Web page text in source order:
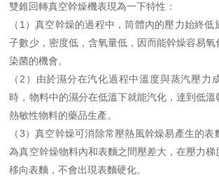
雙錐回轉真空幹燥機表現為一下特性：
（1）真空幹燥的過程中，筒體內的壓力始終
子數少，密度低，含氧量低，因而能幹燥容易
染菌的機會。
（2）由於濕分在汽化過程中溫度與蒸汽壓力
時，物料中的濕分在低溫下就能汽化，達到低
熱敏性物料的藥品生產。
（3）真空幹燥可消除常壓熱風幹燥易產生的
為真空幹燥物料內和表麵之間壓差大，在壓力
移向表麵，不會出現表麵硬化。